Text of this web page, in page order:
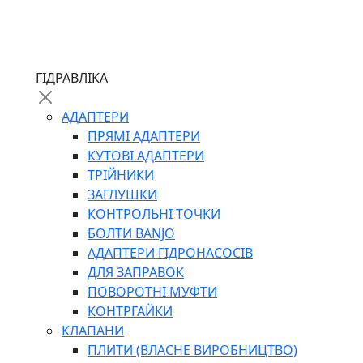
СИЛОВІ
ДРОТЯНІ
ПРУЖИННІ
НЕЙЛОНОВІ
ПРОРЕЗИНЕНІ
АВТОТОВАРИ
АВТОХІМІЯ
ДОМКРАТИ
ГІДРАВЛІКА
АДАПТЕРИ
ПРЯМІ АДАПТЕРИ
КУТОВІ АДАПТЕРИ
ТРІЙНИКИ
ЗАГЛУШКИ
КОНТРОЛЬНІ ТОЧКИ
БОЛТИ BANJO
АДАПТЕРИ ГІДРОНАСОСІВ
ДЛЯ ЗАПРАВОК
ПОВОРОТНІ МУФТИ
КОНТРГАЙКИ
КЛАПАНИ
ПЛИТИ (ВЛАСНЕ ВИРОБНИЦТВО)